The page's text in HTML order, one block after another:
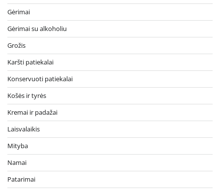
Gėrimai
Gėrimai su alkoholiu
Grožis
Karšti patiekalai
Konservuoti patiekalai
Košės ir tyrės
Kremai ir padažai
Laisvalaikis
Mityba
Namai
Patarimai